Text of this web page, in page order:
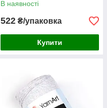
В наявності
522 ₴/упаковка
Купити